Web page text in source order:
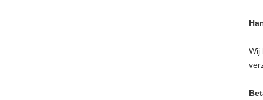
Wij